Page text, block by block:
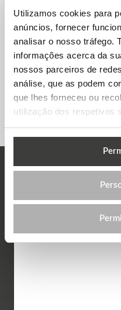
Utilizamos cookies para
anúncios, fornecer
analisar o nosso tráfego.
informações acerca da
nossos parceiros de
análise, que as podem
que lhes forneceu ou
utilização dos respetivos
Reino Unido